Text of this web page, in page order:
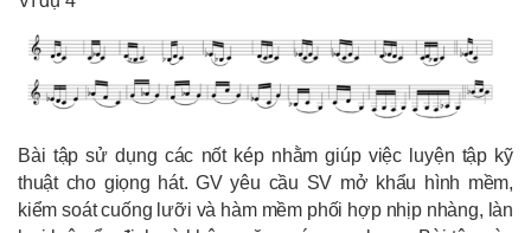
Bài tập sử dụng các nốt kép nhằm giúp việc luyện tập kỹ
thuật cho giọng hát. GV yêu cầu SV mở khẩu hình mềm,
kiểm soát cuống lưỡi và hàm mềm phối hợp nhịp nhàng, làn